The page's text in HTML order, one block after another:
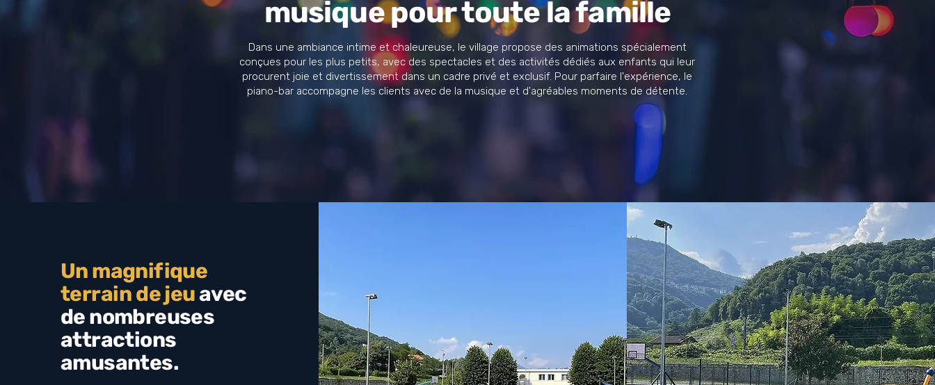
musique pour toute la famille
Dans une ambiance intime et chaleureuse, le village propose des animations spécialement
conçues pour les plus petits, avec des spectacles et des activités dédiés aux enfants qui leur
procurent joie et divertissement dans un cadre privé et exclusif. Pour parfaire l'expérience, le
piano-bar accompagne les clients avec de la musique et d'agréables moments de détente.
Un magnifique
terrain de jeuavec
de nombreuses
attractions
amusantes.